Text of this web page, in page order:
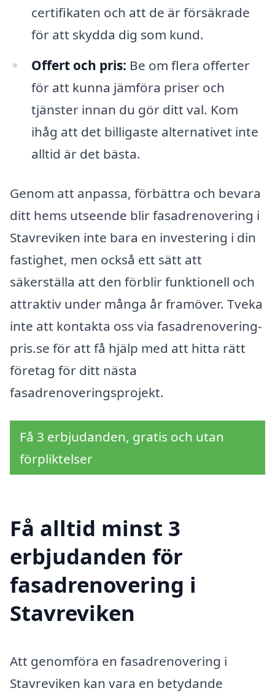
certifikaten och att de är försäkrade
för att skydda dig som kund.
Offert och pris: Be om flera offerter
för att kunna jämföra priser och
tjänster innan du gör ditt val. Kom
ihåg att det billigaste alternativet inte
alltid är det bästa.
Genom att anpassa, förbättra och bevara
ditt hems utseende blir fasadrenovering i
Stavreviken inte bara en investering i din
fastighet, men också ett sätt att
säkerställa att den förblir funktionell och
attraktiv under många år framöver. Tveka
inte att kontakta oss via fasadrenovering-
pris.se för att få hjälp med att hitta rätt
företag för ditt nästa
fasadrenoveringsprojekt.
Få 3 erbjudanden, gratis och utan
förpliktelser
Få alltid minst 3
erbjudanden för
fasadrenovering i
Stavreviken
Att genomföra en fasadrenovering i
Stavreviken kan vara en betydande